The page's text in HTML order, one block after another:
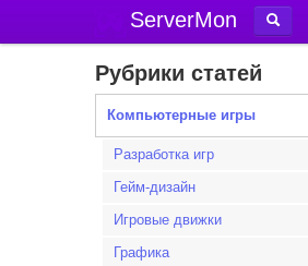
ServerMon
Рубрики статей
Компьютерные игры
Разработка игр
Гейм-дизайн
Игровые движки
Графика